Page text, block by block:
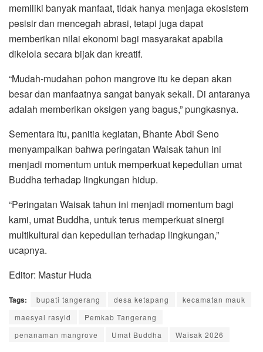
memiliki banyak manfaat, tidak hanya menjaga ekosistem
pesisir dan mencegah abrasi, tetapi juga dapat
memberikan nilai ekonomi bagi masyarakat apabila
dikelola secara bijak dan kreatif.
“Mudah-mudahan pohon mangrove itu ke depan akan
besar dan manfaatnya sangat banyak sekali. Di antaranya
adalah memberikan oksigen yang bagus,” pungkasnya.
Sementara itu, panitia kegiatan, Bhante Abdi Seno
menyampaikan bahwa peringatan Waisak tahun ini
menjadi momentum untuk memperkuat kepedulian umat
Buddha terhadap lingkungan hidup.
“Peringatan Waisak tahun ini menjadi momentum bagi
kami, umat Buddha, untuk terus memperkuat sinergi
multikultural dan kepedulian terhadap lingkungan,”
ucapnya.
Editor: Mastur Huda
Tags: bupati tangerang desa ketapang
kecamatan mauk
maesyal rasyid
Pemkab Tangerang
penanaman mangrove
Umat Buddha Waisak 2026